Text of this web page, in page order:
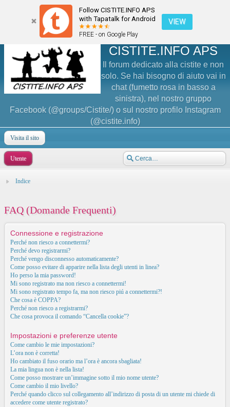
Follow CISTITE.INFO APS
with Tapatalk for Android
FREE - on Google Play
VIEW
CISTITE.INFO APS
Il forum dedicato alla cistite e non
solo. Se hai bisogno di aiuto vai in
chat (fumetto rosa in basso a
sinistra), nel nostro gruppo
Facebook (@groups/Cistite/) o sul nostro profilo Instagram
(@cistite.info)
Visita il sito
Utente
Indice
FAQ (Domande Frequenti)
Connessione e registrazione
Perché non riesco a connettermi?
Perché devo registrarmi?
Perché vengo disconnesso automaticamente?
Come posso evitare di apparire nella lista degli utenti in linea?
Ho perso la mia password!
Mi sono registrato ma non riesco a connettermi!
Mi sono registrato tempo fa, ma non riesco piú a connettermi?!
Che cosa è COPPA?
Perché non riesco a registrarmi?
Che cosa provoca il comando “Cancella cookie”?
Impostazioni e preferenze utente
Come cambio le mie impostazioni?
L’ora non è corretta!
Ho cambiato il fuso orario ma l’ora è ancora sbagliata!
La mia lingua non è nella lista!
Come posso mostrare un’immagine sotto il mio nome utente?
Come cambio il mio livello?
Perché quando clicco sul collegamento all’indirizzo di posta di un utente mi chiede di
accedere come utente registrato?